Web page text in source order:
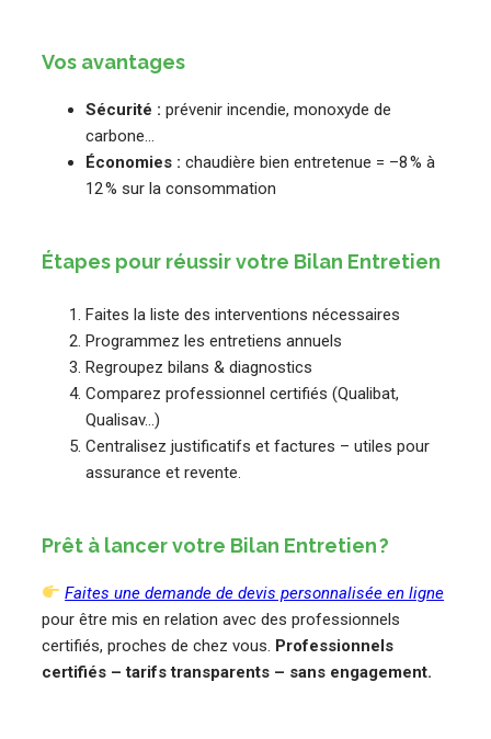
Vos avantages
Sécurité : prévenir incendie, monoxyde de
carbone…
Économies : chaudière bien entretenue = –8 % à
12 % sur la consommation
Étapes pour réussir votre Bilan Entretien
Faites la liste des interventions nécessaires
Programmez les entretiens annuels
Regroupez bilans & diagnostics
Comparez professionnel certifiés (Qualibat,
Qualisav…)
Centralisez justificatifs et factures – utiles pour
assurance et revente.
Prêt à lancer votre Bilan Entretien ?
Faites une demande de devis personnalisée en ligne
pour être mis en relation avec des professionnels
certifiés, proches de chez vous. Professionnels
certifiés – tarifs transparents – sans engagement.